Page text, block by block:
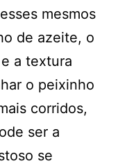
mesmos
de azeite, o
a textura
o peixinho
corridos,
ser a
se